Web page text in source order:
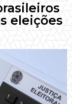
eleições